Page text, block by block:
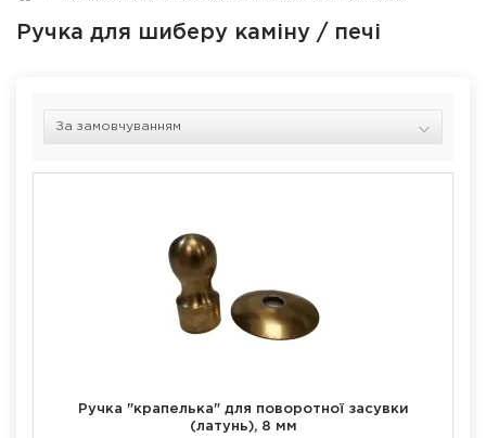
Ручка для шиберу каміну / печі
Ручка "крапелька" для поворотної засувки
(латунь), 8 мм